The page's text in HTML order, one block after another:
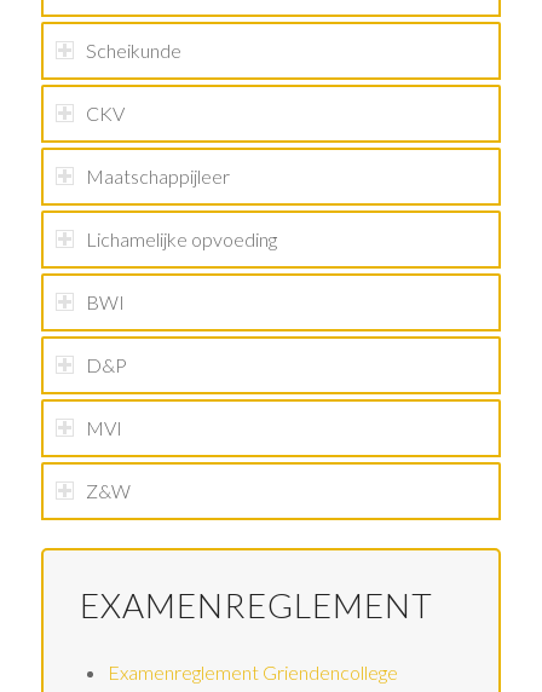
Scheikunde
CKV
Maatschappijleer
Lichamelijke opvoeding
BWI
D&P
MVI
Z&W
EXAMENREGLEMENT
Examenreglement Griendencollege